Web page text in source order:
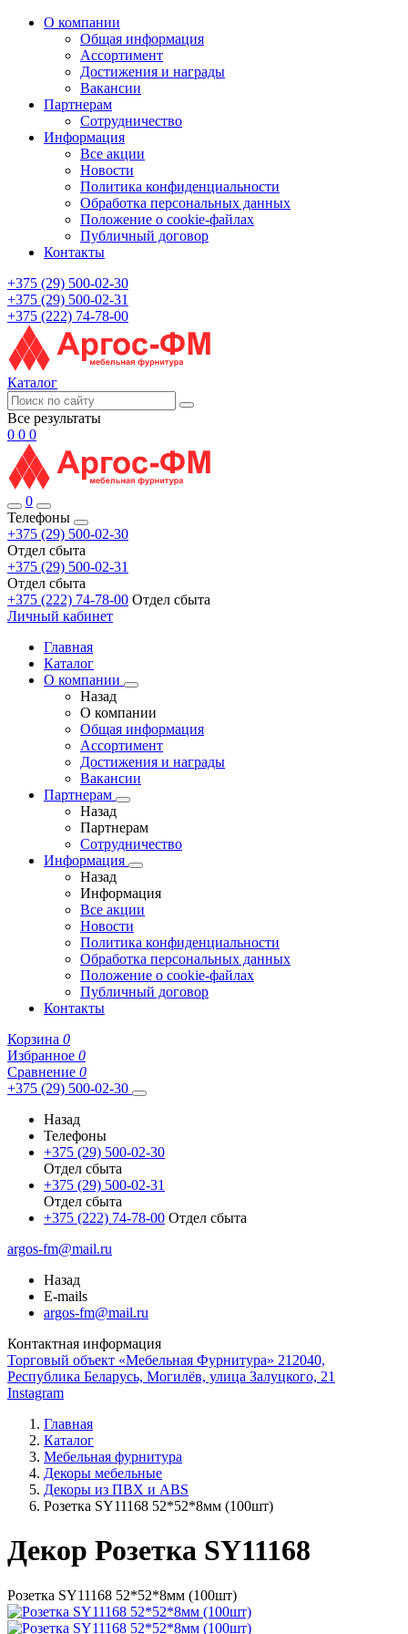
О компании
Общая информация
Ассортимент
Достижения и награды
Вакансии
Партнерам
Сотрудничество
Информация
Все акции
Новости
Политика конфиденциальности
Обработка персональных данных
Положение о cookie-файлах
Публичный договор
Контакты
+375 (29) 500-02-30
+375 (29) 500-02-31
+375 (222) 74-78-00
Каталог
Все результаты
0 0 0
0
Телефоны
+375 (29) 500-02-30
Отдел сбыта
+375 (29) 500-02-31
Отдел сбыта
+375 (222) 74-78-00 Отдел сбыта
Личный кабинет
Главная
Каталог
О компании
Назад
О компании
Общая информация
Ассортимент
Достижения и награды
Вакансии
Партнерам
Назад
Партнерам
Сотрудничество
Информация
Назад
Информация
Все акции
Новости
Политика конфиденциальности
Обработка персональных данных
Положение о cookie-файлах
Публичный договор
Контакты
Корзина 0
Избранное 0
Сравнение 0
+375 (29) 500-02-30
Назад
Телефоны
+375 (29) 500-02-30
Отдел сбыта
+375 (29) 500-02-31
Отдел сбыта
+375 (222) 74-78-00 Отдел сбыта
argos-fm@mail.ru
Назад
E-mails
argos-fm@mail.ru
Контактная информация
Торговый объект «Мебельная Фурнитура» 212040,
Республика Беларусь, Могилёв, улица Залуцкого, 21
Instagram
Главная
Каталог
Мебельная фурнитура
Декоры мебельные
Декоры из ПВХ и ABS
Розетка SY11168 52*52*8мм (100шт)
Декор Розетка SY11168
Розетка SY11168 52*52*8мм (100шт)